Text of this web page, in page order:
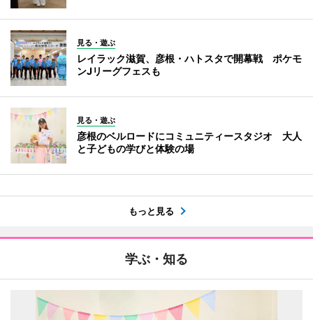
見る・遊ぶ
レイラック滋賀、彦根・ハトスタで開幕戦 ポケモ
ンJリーグフェスも
見る・遊ぶ
彦根のベルロードにコミュニティースタジオ 大人
と子どもの学びと体験の場
もっと見る
学ぶ・知る